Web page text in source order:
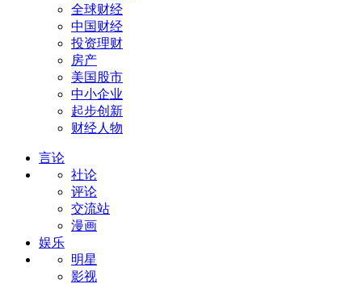
全球财经
中国财经
投资理财
房产
美国股市
中小企业
起步创新
财经人物
言论
社论
评论
交流站
漫画
娱乐
明星
影视